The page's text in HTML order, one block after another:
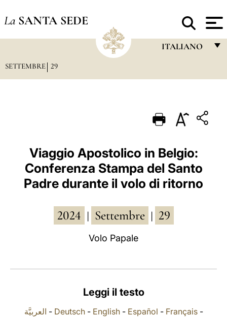
La SANTA SEDE
ITALIANO
PORTUGUÊS
ESPAÑOL
DEUTSCH
POLSKI
العربيّة
中文
SETTEMBRE 29
Viaggio Apostolico in Belgio:
Conferenza Stampa del Santo
Padre durante il volo di ritorno
2024 Settembre 29
Volo Papale
Leggi il testo
العربيَّة - Deutsch- English- Español - Français-